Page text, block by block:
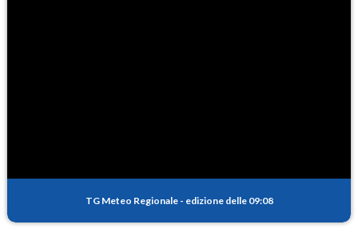
TG Meteo Regionale - edizione delle 09:08